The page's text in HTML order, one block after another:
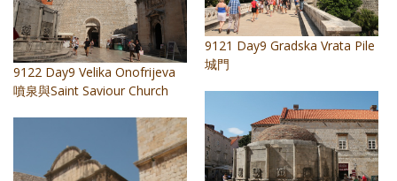
9121 Day9 Gradska Vrata Pile
城門
9122 Day9 Velika Onofrijeva
噴泉與Saint Saviour Church